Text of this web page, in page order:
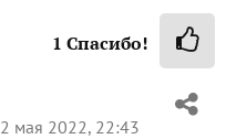
1 Спасибо!
2 мая 2022, 22:43